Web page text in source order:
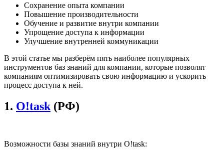
Сохранение опыта компании
Повышение производительности
Обучение и развитие внутри компании
Упрощение доступа к информации
Улучшение внутренней коммуникации
В этой статье мы разберём пять наиболее популярных
инструментов баз знаний для компании, которые позволят
компаниям оптимизировать свою информацию и ускорить
процесс доступа к ней.
1. O!task (РФ)
Возможности базы знаний внутри O!task: